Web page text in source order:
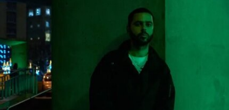
基本使命”。
美国博物馆联盟在声明中表示：“我们谴责特朗普政
府持续攻击史密森尼学会，以及那些负责保存、研
究和诠释美国历史、艺术、科学与文化的博物馆专
业人士。将博物馆如何呈现历史、艺术、科学、文
化及自然世界的方式政治化，并对从事这项工作的
博物馆专业人员进行人身攻击，正在威胁全国博物